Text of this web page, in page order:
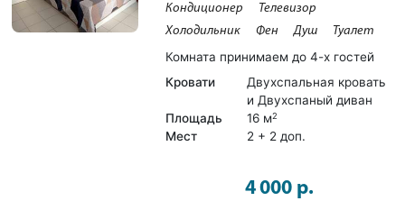
Кондиционер
Телевизор
Холодильник
Фен Душ Туалет
Комната принимаем до 4-х гостей
Кровати
Двухспальная кровать
и Двухспаный диван
Площадь
16 м2
Мест 2 + 2 доп.
4 000 р.